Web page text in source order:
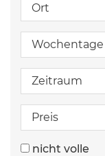
Ort
Wochentage
Zeitraum
Preis
nicht volle